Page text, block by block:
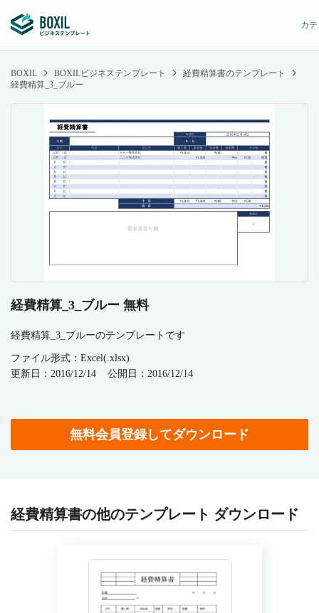
カ
BOXIL BOXILビジネステンプレート
経費精算書のテンプレート
経費精算_3_ブルー
経費精算_3_ブルー 無料
経費精算_3_ブルーのテンプレートです
ファイル形式：Excel(.xlsx)
更新日：2016/12/14
公開日：2016/12/14
無料会員登録してダウンロード
経費精算書の他のテンプレート ダウンロード